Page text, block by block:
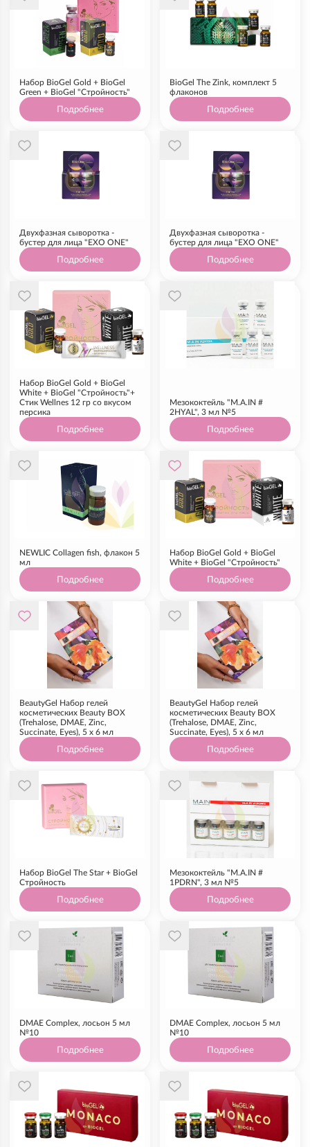
Набор BioGel Gold + BioGel
Green + BioGel "Стройность"
Подробнее
BioGel The Zink, комплект 5
флаконов
Подробнее
Двухфазная сыворотка -
бустер для лица "EXO ONE"
Подробнее
Двухфазная сыворотка -
бустер для лица "EXO ONE"
Подробнее
Набор BioGel Gold + BioGel
White + BioGel "Стройность"+
Стик Wellnes 12 гр со вкусом
персика
Подробнее
Мезококтейль "M.A.IN #
2HYAL", 3 мл №5
Подробнее
NEWLIC Collagen fish, флакон 5
мл
Подробнее
Набор BioGel Gold + BioGel
White + BioGel "Стройность"
Подробнее
BeautyGel Набор гелей
косметических Beauty BOX
(Trehalose, DMAE, Zinc,
Succinate, Eyes), 5 x 6 мл
Подробнее
BeautyGel Набор гелей
косметических Beauty BOX
(Trehalose, DMAE, Zinc,
Succinate, Eyes), 5 x 6 мл
Подробнее
Набор BioGel The Star + BioGel
Стройность
Подробнее
Мезококтейль "M.A.IN #
1PDRN", 3 мл №5
Подробнее
DMAE Complex, лосьон 5 мл
№10
Подробнее
DMAE Complex, лосьон 5 мл
№10
Подробнее